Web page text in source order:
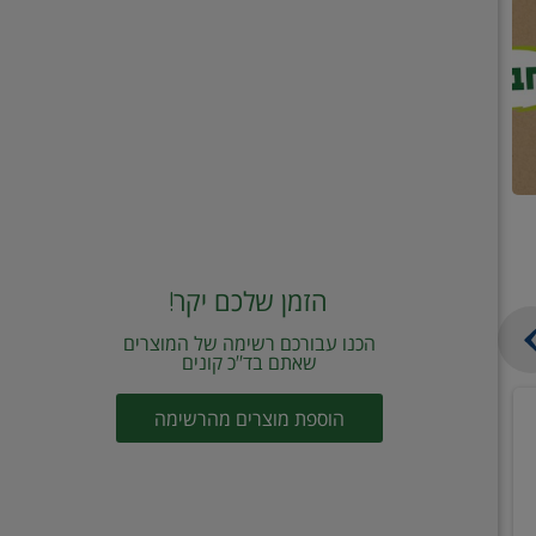
הזמן שלכם יקר!
הכנו עבורכם רשימה של המוצרים
שאתם בד"כ קונים
הוספת מוצרים מהרשימה